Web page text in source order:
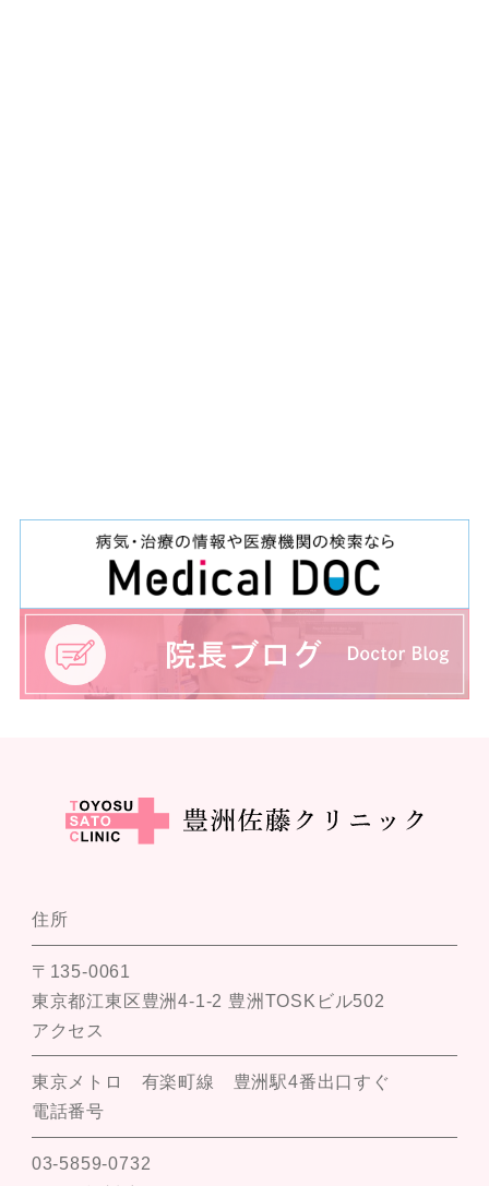
住所
〒135-0061
東京都江東区豊洲4-1-2 豊洲TOSKビル502
アクセス
東京メトロ 有楽町線 豊洲駅4番出口すぐ
電話番号
03-5859-0732